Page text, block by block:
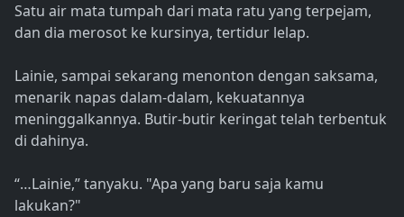
Satu air mata tumpah dari mata ratu yang terpejam,
dan dia merosot ke kursinya, tertidur lelap.
Lainie, sampai sekarang menonton dengan saksama,
menarik napas dalam-dalam, kekuatannya
meninggalkannya. Butir-butir keringat telah terbentuk
di dahinya.
“…Lainie,” tanyaku. "Apa yang baru saja kamu
lakukan?"